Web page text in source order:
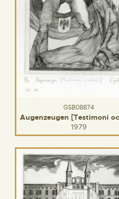
GSB08874
Augenzeugen [Testimoni
1979